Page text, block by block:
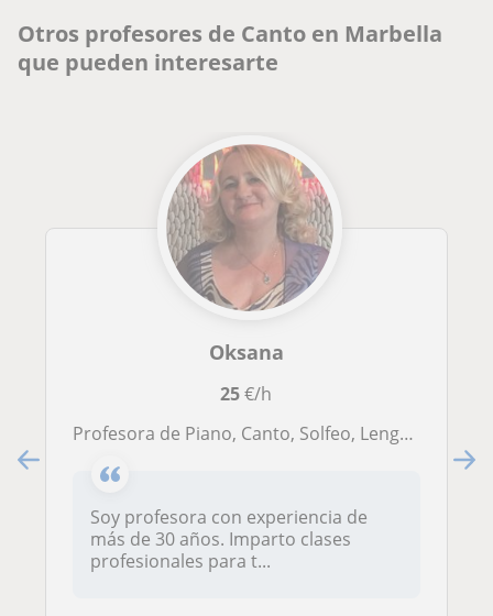
Otros profesores de Canto en Marbella
que pueden interesarte
Oksana
25€/h
Profesora de Piano, Canto, Solfeo, Lenguaje Musical, Historia de la Música y Teoría de la Música
Soy profesora con experiencia de
más de 30 años. Imparto clases
profesionales para t...